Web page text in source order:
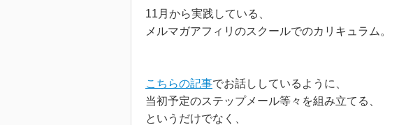
11月から実践している、
メルマガアフィリのスクールでのカリキュラム。
こちらの記事でお話ししているように、
当初予定のステップメール等々を組み立てる、
というだけでなく、